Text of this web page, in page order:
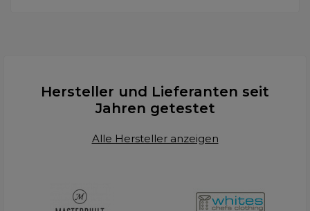
Hersteller und Lieferanten seit
Jahren getestet
Alle Hersteller anzeigen